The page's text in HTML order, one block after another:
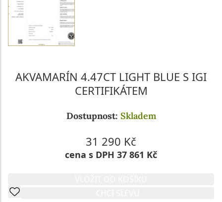
AKVAMARÍN 4.47CT LIGHT BLUE S IGI
CERTIFIKÁTEM
Dostupnost: Skladem
31 290 Kč
cena s DPH 37 861 Kč